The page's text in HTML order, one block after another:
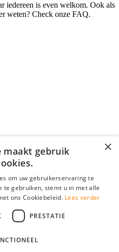
iedereen is even welkom. Ook als
weten? Check onze FAQ.
×
maakt gebruik
om uw gebruikerservaring te
te gebruiken, stemt u in met alle
ons Cookiebeleid. Lees verder
PRESTATIE